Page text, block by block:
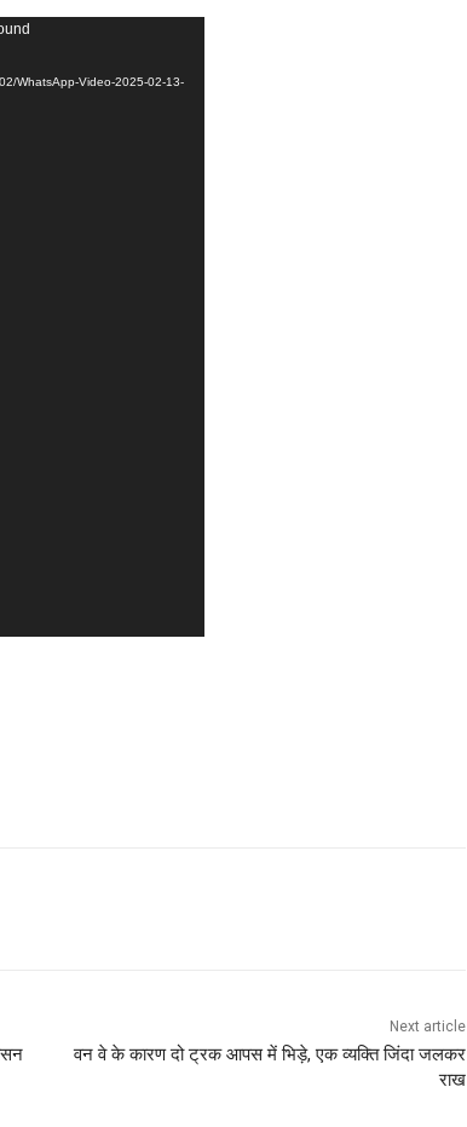
WhatsApp-Video-2025-02-13-
Next article
वन वे के कारण दो ट्रक आपस में भिड़े, एक व्यक्ति जिंदा जलकर
राख